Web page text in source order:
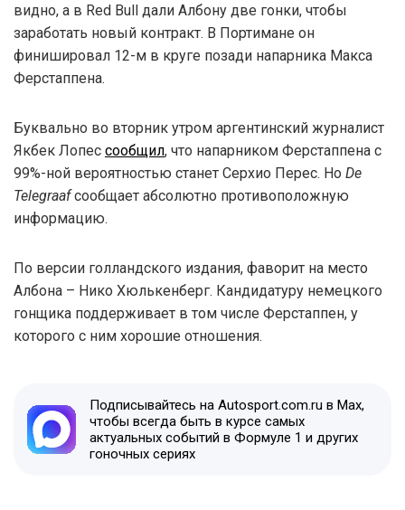
видно, а в Red Bull дали Албону две гонки, чтобы
заработать новый контракт. В Портимане он
финишировал 12-м в круге позади напарника Макса
Ферстаппена.
Буквально во вторник утром аргентинский журналист
Якбек Лопес сообщил, что напарником Ферстаппена с
99%-ной вероятностью станет Серхио Перес. Но De
Telegraafсообщает абсолютно противоположную
информацию.
По версии голландского издания, фаворит на место
Албона – Нико Хюлькенберг. Кандидатуру немецкого
гонщика поддерживает в том числе Ферстаппен, у
которого с ним хорошие отношения.
Подписывайтесь на Autosport.com.ru в Max,
чтобы всегда быть в курсе самых
актуальных событий в Формуле 1 и других
гоночных сериях